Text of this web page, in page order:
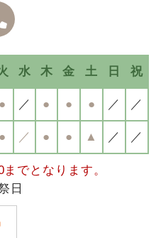
水 木 金 土 日 祝
● ／ ● ● ● ／ ／
● ／ ● ● ▲ ／ ／
でとなります。
日